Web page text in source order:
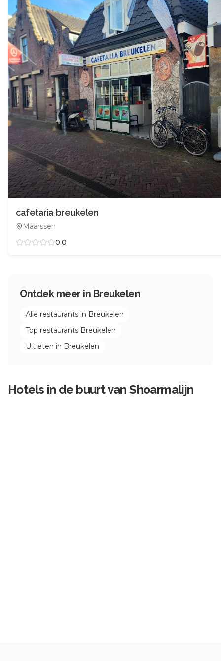
cafetaria breukelen
Maarssen
0.0
Ontdek meer in Breukelen
Alle restaurants in Breukelen
Top restaurants Breukelen
Uit eten in Breukelen
Hotels in de buurt vanShoarmalijn